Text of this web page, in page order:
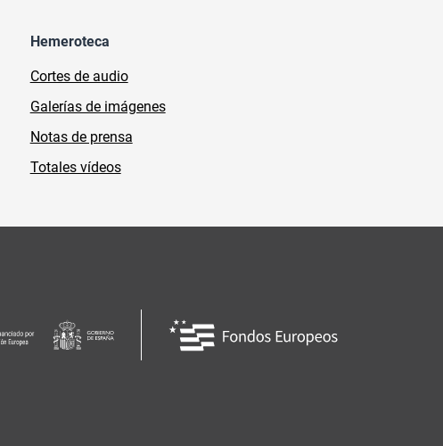
Hemeroteca
Cortes de audio
Galerías de imágenes
Notas de prensa
Totales vídeos